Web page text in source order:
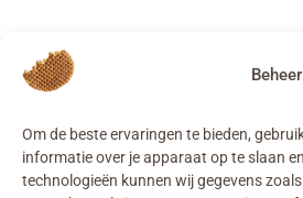
Om de beste ervaringen te bieden,
informatie over je apparaat op te slaan
technologieën kunnen wij gegevens